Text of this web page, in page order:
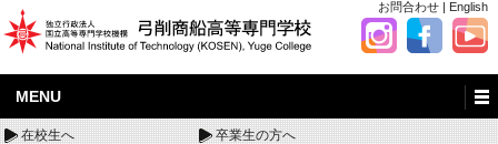
お問合わせ | English
MENU
在校生へ 卒業生の方へ